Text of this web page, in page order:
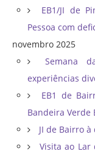
EB1/JI de
Pessoa com
novembro 2025
Semana
experiências
EB1 de
Bandeira Verde
JI de Bairro
Visita ao Lar